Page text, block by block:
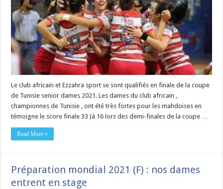
Le club africain et Ezzahra sport se sont qualifiés en finale de la coupe
de Tunisie senior dames 2021. Les dames du club africain ,
championnes de Tunisie , ont été très fortes pour les mahdoises en
témoigne le score finale 33 )à 16 lors des demi-finales de la coupe …
Read More »
Préparation mondial 2021 (F) : nos dames
entrent en stage